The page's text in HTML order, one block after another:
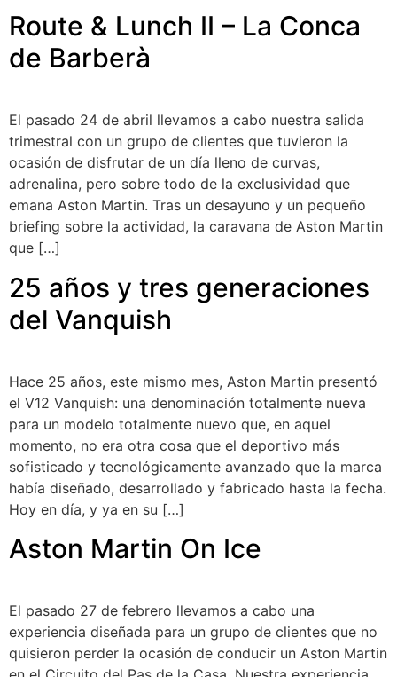
Route & Lunch II – La Conca
de Barberà
El pasado 24 de abril llevamos a cabo nuestra salida
trimestral con un grupo de clientes que tuvieron la
ocasión de disfrutar de un día lleno de curvas,
adrenalina, pero sobre todo de la exclusividad que
emana Aston Martin. Tras un desayuno y un pequeño
briefing sobre la actividad, la caravana de Aston Martin
que […]
25 años y tres generaciones
del Vanquish
Hace 25 años, este mismo mes, Aston Martin presentó
el V12 Vanquish: una denominación totalmente nueva
para un modelo totalmente nuevo que, en aquel
momento, no era otra cosa que el deportivo más
sofisticado y tecnológicamente avanzado que la marca
había diseñado, desarrollado y fabricado hasta la fecha.
Hoy en día, y ya en su […]
Aston Martin On Ice
El pasado 27 de febrero llevamos a cabo una
experiencia diseñada para un grupo de clientes que no
quisieron perder la ocasión de conducir un Aston Martin